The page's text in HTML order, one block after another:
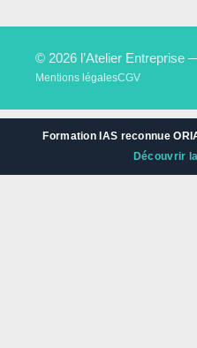
© 2026 l’Atelier Entreprise
Mentions légalesCGV
Formation IAS reconnue
Découvrir